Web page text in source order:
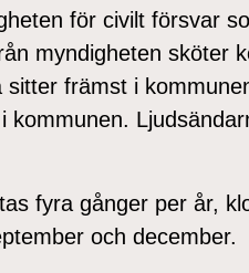
för civilt försvar
myndigheten sköter
sitter främst i
kommunen.
fyra gånger per år,
och december.